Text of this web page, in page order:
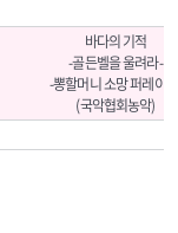
바다의 기적
-골든벨을 울려라-
-뽕할머니 소망 퍼레이
(국악협회농악)